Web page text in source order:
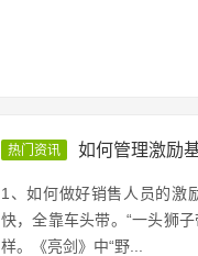
热门资讯 如何管理激励
1、如何做好销售人员的激
快，全靠车头带。“一头狮
样。《亮剑》中“野...